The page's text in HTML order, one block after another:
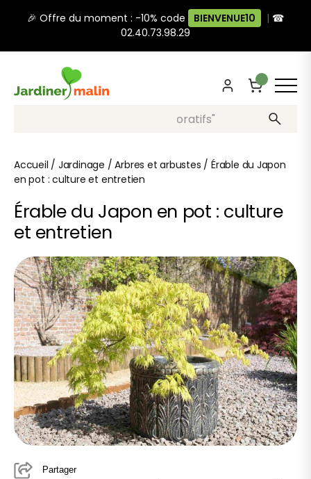
🎉 Offre du moment : -10% code BIENVENUE10 | ☎
02.40.73.98.29
Recherche, ex: "pots décoratifs"
Accueil / Jardinage /Arbres et arbustes /Érable du Japon
en pot : culture et entretien
Érable du Japon en pot : culture
et entretien
Partager